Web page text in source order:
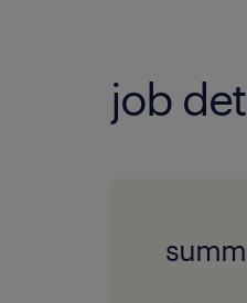
job